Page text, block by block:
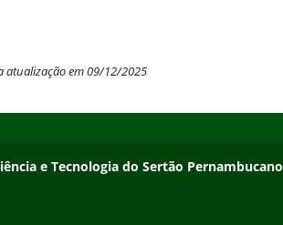
atualização em 09/12/2025
e Tecnologia do Sertão Pernambucano